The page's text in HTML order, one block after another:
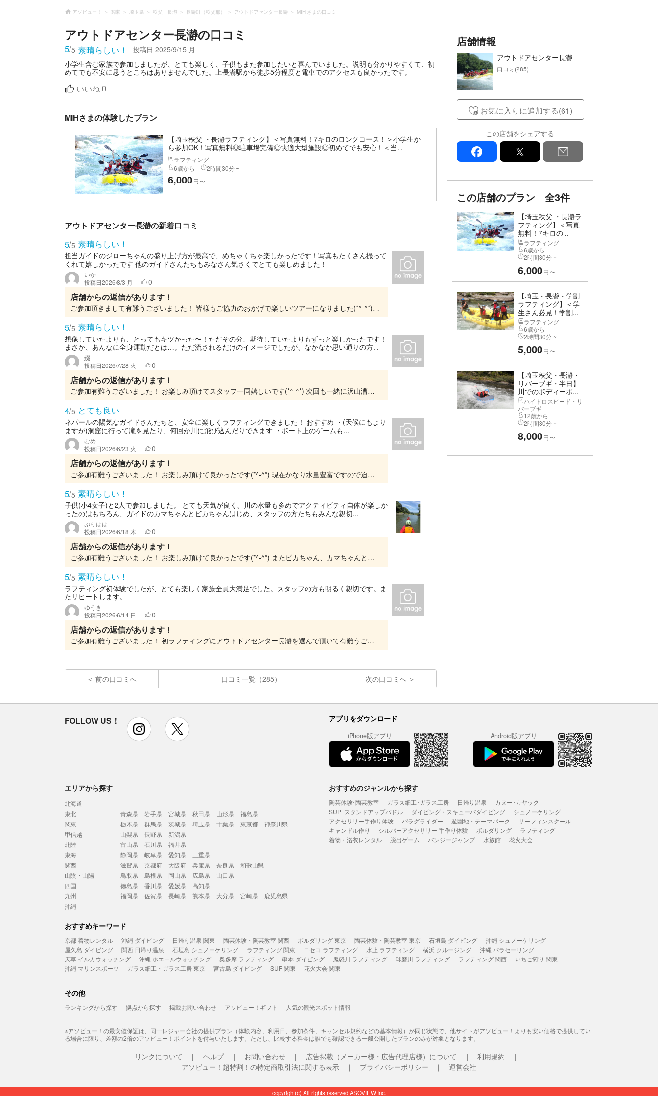
アソビュー！ 関東 埼玉県 秩父・長瀞 長瀞町（秩父郡） アウトドアセンター長瀞 MIH さまの口コミ
アウトドアセンター長瀞の口コミ
5/5 素晴らしい！ 投稿日 2025/9/15 月
小学生含む家族で参加しましたが、とても楽しく、子供もまた参加したいと喜んでいました。説明も分かりやすくて、初
めてでも不安に思うところはありませんでした。上長瀞駅から徒歩5分程度と電車でのアクセスも良かったです。
いいね 0
MIHさまの体験したプラン
【埼玉秩父 ・長瀞ラフティング】＜写真無料！7キロのロングコース！＞小学生か
ら参加OK！写真無料◎駐車場完備◎快適大型施設◎初めてでも安心！＜当...
ラフティング
6歳から
2時間30分 ~
6,000円 〜
アウトドアセンター長瀞の新着口コミ
5/5 素晴らしい！
担当ガイドのジローちゃんの盛り上げ方が最高で、めちゃくちゃ楽しかったです！写真もたくさん撮って
くれて嬉しかったです 他のガイドさんたちもみなさん気さくでとても楽しめました！
いか
投稿日2026/8/3 月 0
店舗からの返信があります！
ご参加頂きまして有難うございました！ 皆様もご協力のおかげで楽しいツアーになりました(*^-^*) またジロちゃんボートで一緒にラフティングしましょう！！
5/5 素晴らしい！
想像していたよりも、とってもキツかった〜！ただその分、期待していたよりもずっと楽しかったです！
まさか、あんなに全身運動だとは…。ただ流されるだけのイメージでしたが、なかなか思い通りの方...
綴
投稿日2026/7/28 火 0
店舗からの返信があります！
ご参加有難うございました！ お楽しみ頂けてスタッフ一同嬉しいです(*^-^*) 次回も一緒に沢山漕ぎましょう！
4/5 とても良い
ネパールの陽気なガイドさんたちと、安全に楽しくラフティングできました！ おすすめ ・(天候にもより
ますが)洞窟に行って滝を見たり、何回か川に飛び込んだりできます ・ボート上のゲームも...
むめ
投稿日2026/6/23 火 0
店舗からの返信があります！
ご参加有難うございました！ お楽しみ頂けて良かったです(*^-^*) 現在かなり水量豊富ですので迫力あるラフティングが体験して 頂けますので、もしチャンスがあれば是非！
5/5 素晴らしい！
子供(小4女子)と2人で参加しました。 とても天気が良く、川の水量も多めでアクティビティ自体が楽しか
ったのはもちろん、ガイドのカマちゃんとビカちゃんはじめ、スタッフの方たちもみんな親切...
ぷりはは
投稿日2026/6/18 木 0
店舗からの返信があります！
ご参加有難うございました！ お楽しみ頂けて良かったです(*^-^*) またビカちゃん、カマちゃんと一緒にラフティングしましょう！
5/5 素晴らしい！
ラフティング初体験でしたが、とても楽しく家族全員大満足でした。スタッフの方も明るく親切です。ま
たリピートします。
ゆうき
投稿日2026/6/14 日 0
店舗からの返信があります！
ご参加有難うございました！ 初ラフティングにアウトドアセンター長瀞を選んで頂いて有難うございました！ 次回もお楽しみ頂けるようにスタッフ一同お待ちしております(*^-^*)
前の口コミへ 口コミ一覧（285） 次の口コミへ
店舗情報
アウトドアセンター長瀞
口コミ(285)
お気に入りに追加する(61)
この店舗をシェアする
facebook
この店舗のプラン 全3件
【埼玉秩父 ・長瀞ラ
フティング】＜写真
無料！7キロの...
ラフティング
6歳から
2時間30分 ~
6,000円 〜
【埼玉・長瀞・学割
ラフティング】＜学
生さん必見！学割...
ラフティング
6歳から
2時間30分 ~
5,000円 〜
【埼玉秩父・長瀞・
リバーブギ・半日】
川でのボディーボ...
ハイドロスピード・リ
バーブギ
12歳から
2時間30分 ~
8,000円 〜
FOLLOW US！ instagram アプリをダウンロード
iPhone版アプリ Android版アプリ
エリアから探す
北海道
東北
青森県 岩手県 宮城県 秋田県 山形県
福島県
関東
栃木県 群馬県 茨城県 埼玉県 千葉県 東京都
神奈川県
甲信越
山梨県 長野県
新潟県
北陸
富山県 石川県
福井県
東海
静岡県 岐阜県 愛知県
三重県
関西
滋賀県 京都府 大阪府 兵庫県 奈良県
和歌山県
山陰・山陽
鳥取県 島根県 岡山県 広島県
山口県
四国
徳島県 香川県 愛媛県
高知県
九州
福岡県 佐賀県 長崎県 熊本県 大分県 宮崎県
鹿児島県
沖縄
おすすめのジャンルから探す
陶芸体験･陶芸教室 ガラス細工･ガラス工房 日帰り温泉
カヌー･カヤック
SUP･スタンドアップパドル
ダイビング・スキューバダイビング
シュノーケリング
アクセサリー手作り体験
パラグライダー 遊園地・テーマパーク
サーフィンスクール
キャンドル作り
シルバーアクセサリー 手作り体験 ボルダリング
ラフティング
着物・浴衣レンタル
脱出ゲーム バンジージャンプ 水族館 花火大会
おすすめキーワード
京都 着物レンタル 沖縄 ダイビング 日帰り温泉 関東 陶芸体験・陶芸教室 関西 ボルダリング 東京 陶芸体験・陶芸教室 東京 石垣島 ダイビング
沖縄 シュノーケリング
屋久島 ダイビング
関西 日帰り温泉 石垣島 シュノーケリング ラフティング 関東 ニセコ ラフティング 水上 ラフティング 横浜 クルージング
沖縄 パラセーリング
天草 イルカウォッチング
沖縄 ホエールウォッチング 奥多摩 ラフティング 串本 ダイビング 鬼怒川 ラフティング 球磨川 ラフティング ラフティング 関西
いちご狩り 関東
沖縄 マリンスポーツ
ガラス細工・ガラス工房 東京 宮古島 ダイビング SUP 関東 花火大会 関東
その他
ランキングから探す 拠点から探す 掲載お問い合わせ アソビュー！ギフト 人気の観光スポット情報
※アソビュー！の最安値保証は、同一レジャー会社の提供プラン（体験内容、利用日、参加条件、キャンセル規約などの基本情報）が同じ状態で、他サイトがアソビュー！よりも安い価格で提供してい
る場合に限り、差額の2倍のアソビュー！ポイントを付与いたします。ただし、比較する料金は誰でも確認できる一般公開したプランのみが対象となります。
リンクについて ヘルプ お問い合わせ 広告掲載（メーカー様・広告代理店様）について
利用規約
アソビュー！超特割！の特定商取引法に関する表示
プライバシーポリシー 運営会社
copyright(c) All rights reserved ASOVIEW Inc.